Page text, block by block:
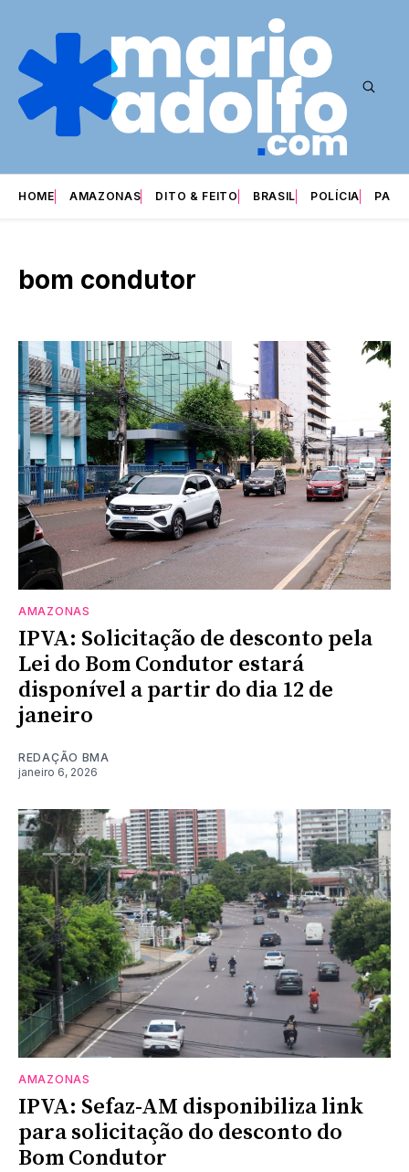
HOME AMAZONAS DITO & FEITO BRASIL POLÍCIA
bom condutor
AMAZONAS
IPVA: Solicitação de desconto pela
Lei do Bom Condutor estará
disponível a partir do dia 12 de
janeiro
REDAÇÃO BMA
janeiro 6, 2026
AMAZONAS
IPVA: Sefaz-AM disponibiliza link
para solicitação do desconto do
Bom Condutor